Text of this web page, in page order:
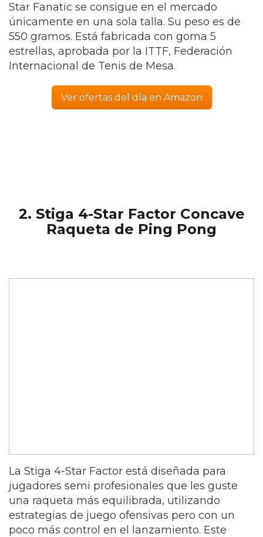
Star Fanatic se consigue en el mercado
únicamente en una sola talla. Su peso es de
550 gramos. Está fabricada con goma 5
estrellas, aprobada por la ITTF, Federación
Internacional de Tenis de Mesa.
Ver ofertas del día en Amazon
2. Stiga 4-Star Factor Concave
Raqueta de Ping Pong
La Stiga 4-Star Factor está diseñada para
jugadores semi profesionales que les guste
una raqueta más equilibrada, utilizando
estrategias de juego ofensivas pero con un
poco más control en el lanzamiento. Este